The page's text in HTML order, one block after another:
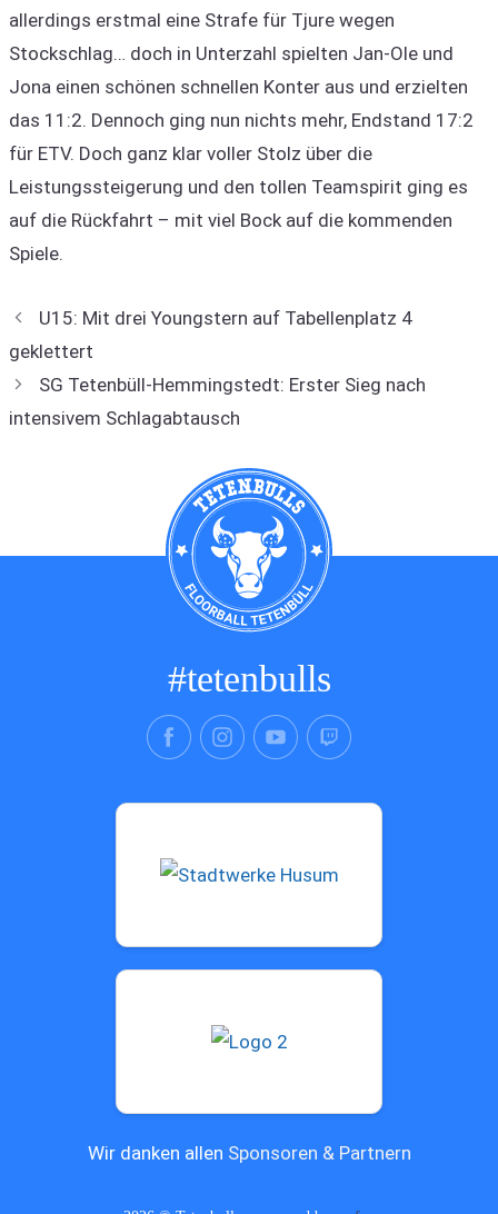
allerdings erstmal eine Strafe für Tjure wegen
Stockschlag… doch in Unterzahl spielten Jan-Ole und
Jona einen schönen schnellen Konter aus und erzielten
das 11:2. Dennoch ging nun nichts mehr, Endstand 17:2
für ETV. Doch ganz klar voller Stolz über die
Leistungssteigerung und den tollen Teamspirit ging es
auf die Rückfahrt – mit viel Bock auf die kommenden
Spiele.
U15: Mit drei Youngstern auf Tabellenplatz 4
geklettert
SG Tetenbüll-Hemmingstedt: Erster Sieg nach
intensivem Schlagabtausch
#tetenbulls
Wir danken allen Sponsoren & Partnern